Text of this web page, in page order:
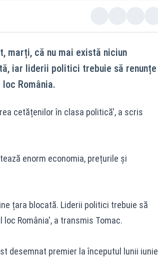
marți, că nu mai există niciun
iar liderii politici trebuie să renunțe
România.
cetățenilor în clasa politică', a scris
enorm economia, prețurile și
țara blocată. Liderii politici trebuie să
România', a transmis Tomac.
desemnat premier la începutul lunii iunie